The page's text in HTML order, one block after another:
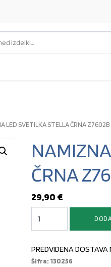
LED SVETILKA STELLA ČRNA Z7602B
ČRNA
29,90 €
PREDVIDENA DOSTAVA
Šifra: 130256